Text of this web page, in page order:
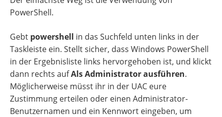
PowerShell.
Gebt powershell in das Suchfeld unten links in der
Taskleiste ein. Stellt sicher, dass Windows PowerShell
in der Ergebnisliste links hervorgehoben ist, und klickt
dann rechts aufAls Administrator ausführen.
Möglicherweise müsst ihr in der UAC eure
Zustimmung erteilen oder einen Administrator-
Benutzernamen und ein Kennwort eingeben, um